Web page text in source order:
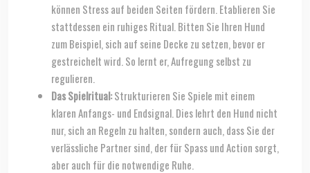
können Stress auf beiden Seiten fördern. Etablieren Sie
stattdessen ein ruhiges Ritual. Bitten Sie Ihren Hund
zum Beispiel, sich auf seine Decke zu setzen, bevor er
gestreichelt wird. So lernt er, Aufregung selbst zu
regulieren.
Das Spielritual:Strukturieren Sie Spiele mit einem
klaren Anfangs- und Endsignal. Dies lehrt den Hund nicht
nur, sich an Regeln zu halten, sondern auch, dass Sie der
verlässliche Partner sind, der für Spass und Action sorgt,
aber auch für die notwendige Ruhe.